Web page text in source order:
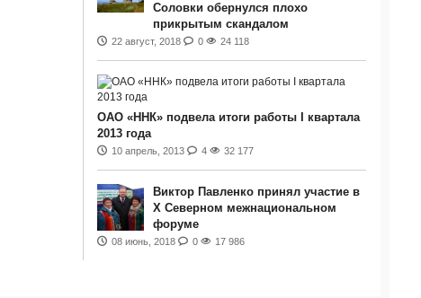
Соловки обернулся плохо
прикрытым скандалом
22 август, 2018 0 24 118
ОАО «ННК» подвела итоги работы I квартала
2013 года
10 апрель, 2013 4 32 177
Виктор Павленко принял участие в
Х Северном межнациональном
форуме
08 июнь, 2018 0 17 986